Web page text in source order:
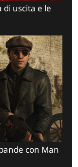
uscita e le
con Man